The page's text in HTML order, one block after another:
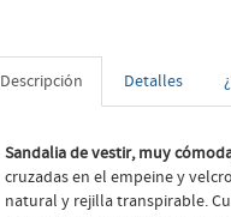
Descripción Detalles
Sandalia de vestir, muy
cruzadas en el empeine y
natural y rejilla transpirable.